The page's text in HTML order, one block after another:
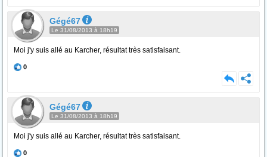
Gégé67
Le 31/08/2013 à 18h19
Moi j'y suis allé au Karcher, résultat très satisfaisant.
0
Gégé67
Le 31/08/2013 à 18h19
Moi j'y suis allé au Karcher, résultat très satisfaisant.
0